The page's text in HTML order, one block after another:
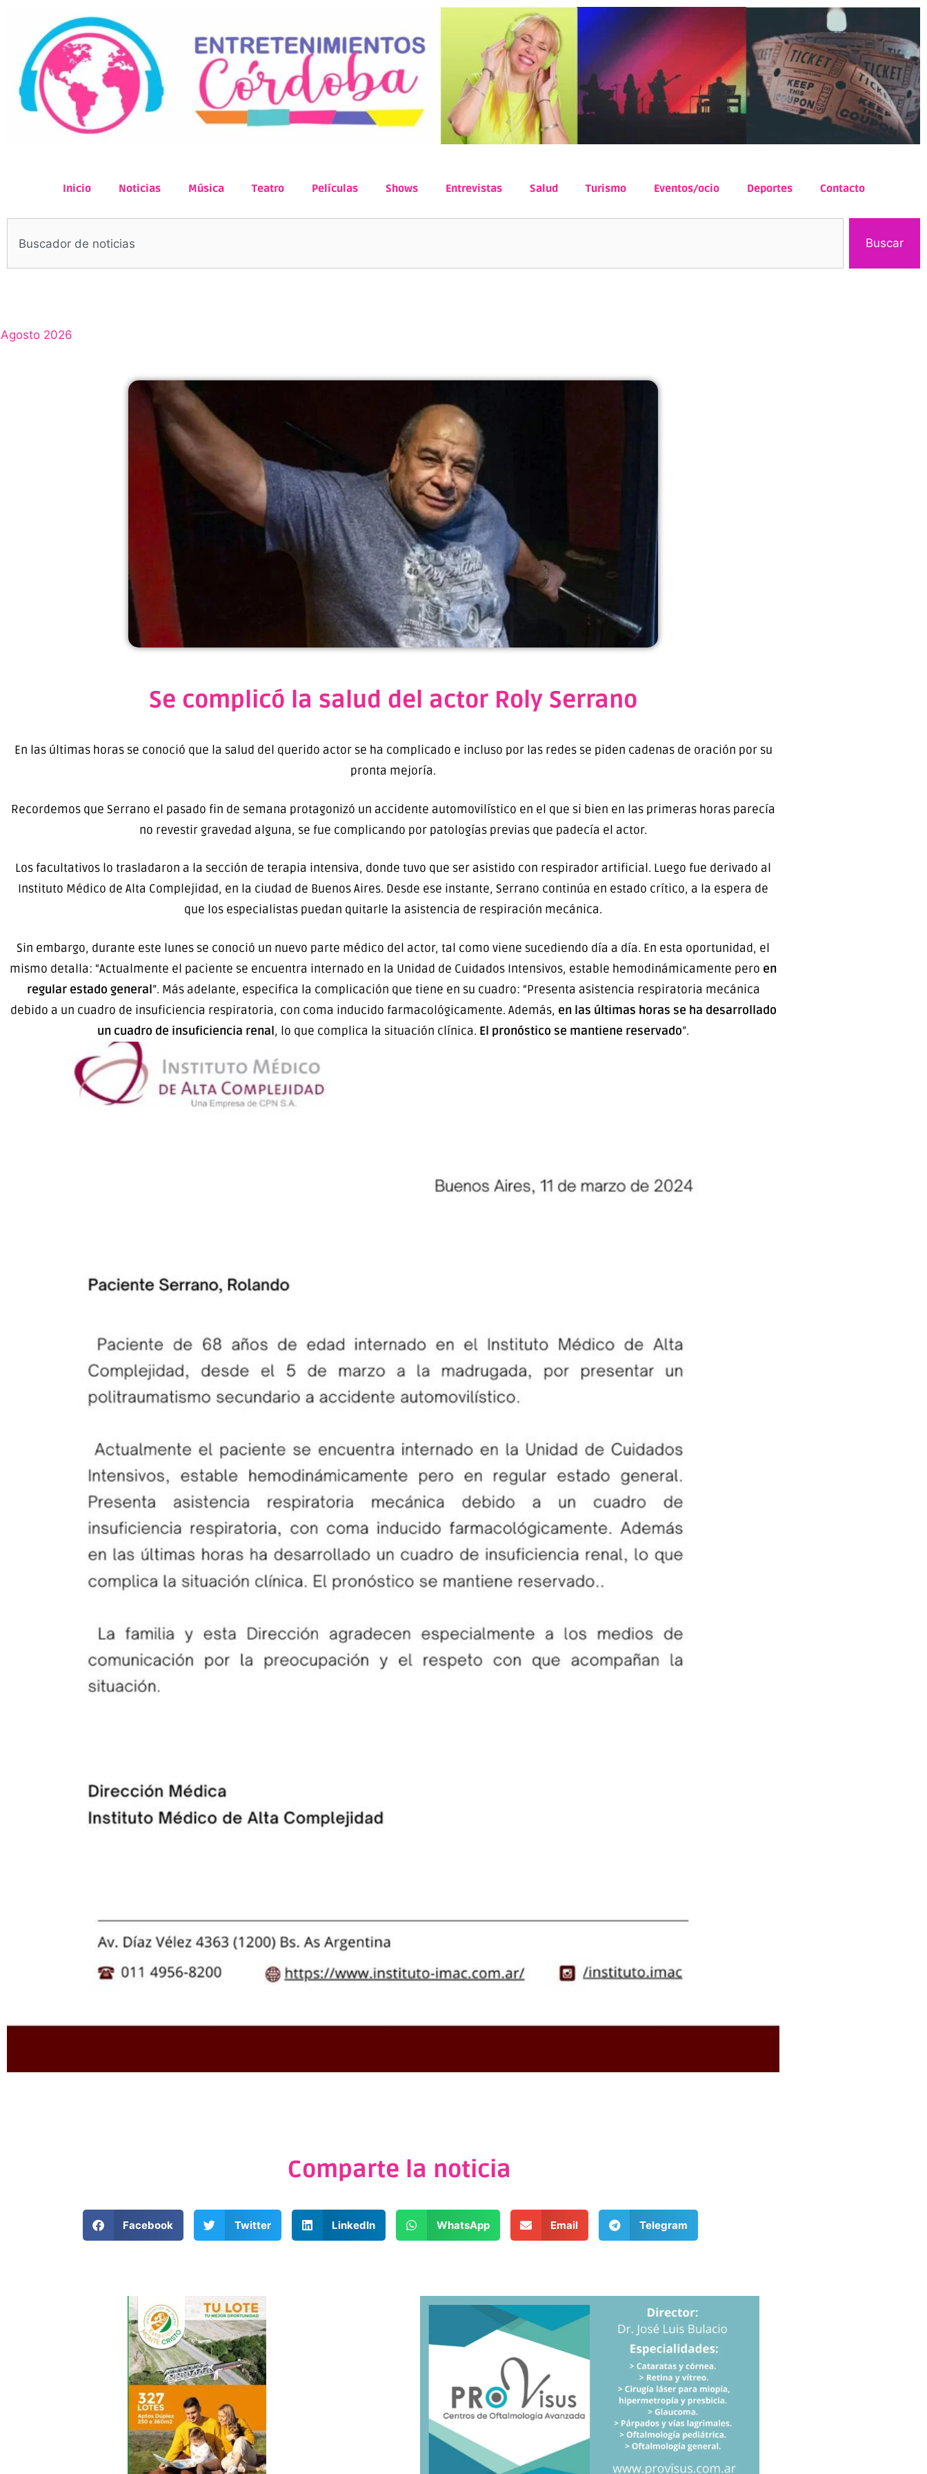
Inicio Noticias Música Teatro Películas Shows Entrevistas Salud Turismo Eventos/ocio Deportes Contacto
Buscar
Agosto 2026
Se complicó la salud del actor Roly Serrano
En las últimas horas se conoció que la salud del querido actor se ha complicado e incluso por las redes se piden cadenas de oración por su
pronta mejoría.
Recordemos que Serrano el pasado fin de semana protagonizó un accidente automovilístico en el que si bien en las primeras horas parecía
no revestir gravedad alguna, se fue complicando por patologías previas que padecía el actor.
Los facultativos lo trasladaron a la sección de terapia intensiva, donde tuvo que ser asistido con respirador artificial. Luego fue derivado al
Instituto Médico de Alta Complejidad, en la ciudad de Buenos Aires. Desde ese instante, Serrano continúa en estado crítico, a la espera de
que los especialistas puedan quitarle la asistencia de respiración mecánica.
Sin embargo, durante este lunes se conoció un nuevo parte médico del actor, tal como viene sucediendo día a día. En esta oportunidad, el
mismo detalla: “Actualmente el paciente se encuentra internado en la Unidad de Cuidados Intensivos, estable hemodinámicamente pero en
regular estado general”. Más adelante, especifica la complicación que tiene en su cuadro: “Presenta asistencia respiratoria mecánica
debido a un cuadro de insuficiencia respiratoria, con coma inducido farmacológicamente. Además, en las últimas horas se ha desarrollado
un cuadro de insuficiencia renal, lo que complica la situación clínica. El pronóstico se mantiene reservado”.
Comparte la noticia
Facebook Twitter LinkedIn WhatsApp Email Telegram